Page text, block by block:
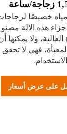
هذه الآلة مصنوعة
ولا يمكنها أن
لا تحقق معايير
عرض أسعار